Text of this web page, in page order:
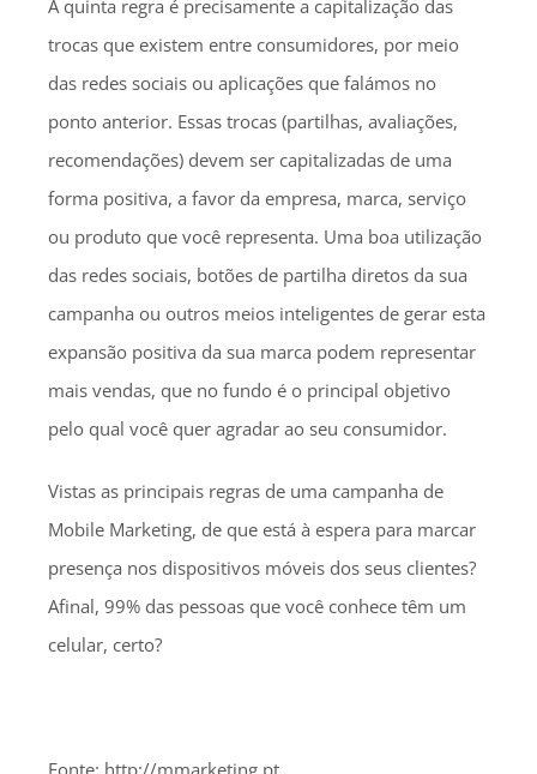
A quinta regra é precisamente a capitalização das
trocas que existem entre consumidores, por meio
das redes sociais ou aplicações que falámos no
ponto anterior. Essas trocas (partilhas, avaliações,
recomendações) devem ser capitalizadas de uma
forma positiva, a favor da empresa, marca, serviço
ou produto que você representa. Uma boa utilização
das redes sociais, botões de partilha diretos da sua
campanha ou outros meios inteligentes de gerar esta
expansão positiva da sua marca podem representar
mais vendas, que no fundo é o principal objetivo
pelo qual você quer agradar ao seu consumidor.
Vistas as principais regras de uma campanha de
Mobile Marketing, de que está à espera para marcar
presença nos dispositivos móveis dos seus clientes?
Afinal, 99% das pessoas que você conhece têm um
celular, certo?
Fonte: http://mmarketing.pt